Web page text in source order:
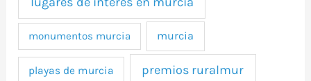
monumentos murcia murcia
playas de murcia premios ruralmur